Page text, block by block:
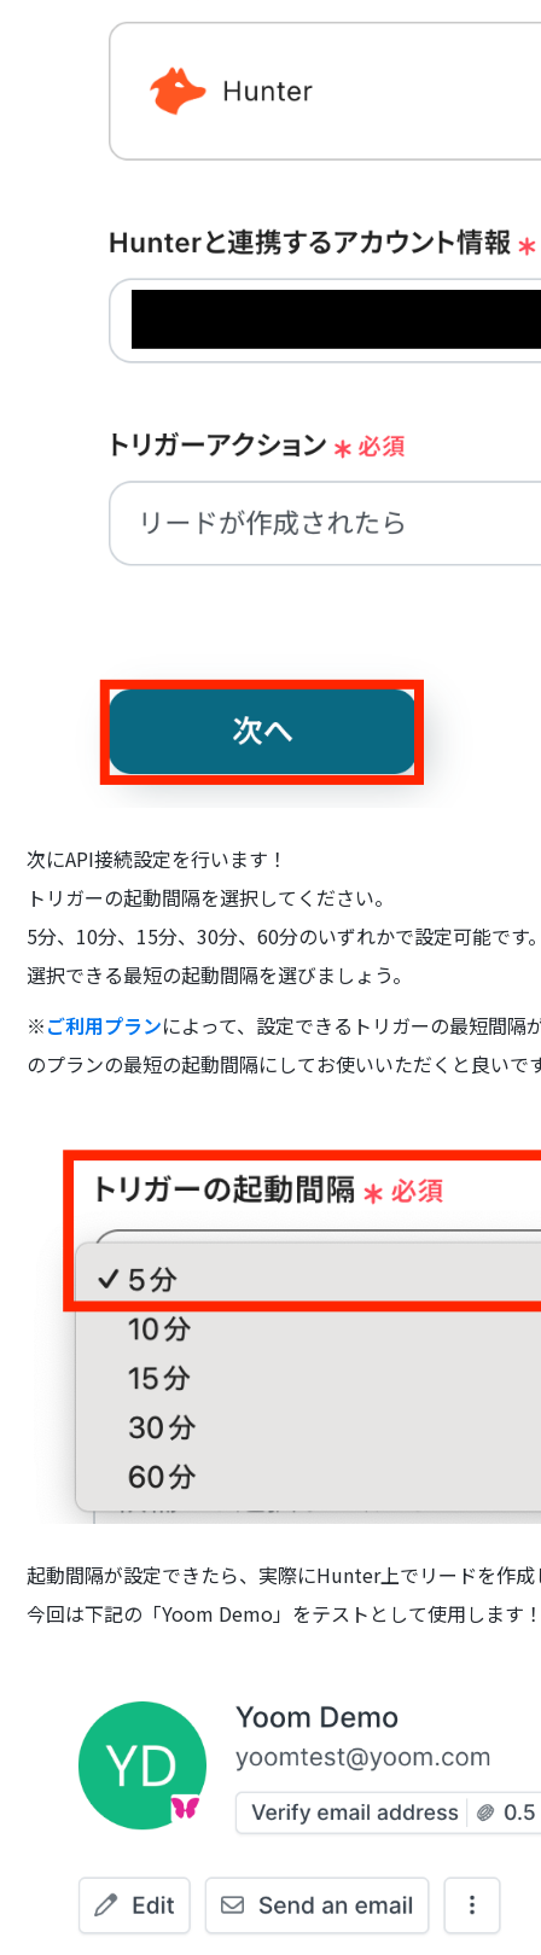
次にAPI接続設定を行います！
トリガーの起動間隔を選択してください。
5分、10分、15分、30分、60分のいずれかで設定可能です
選択できる最短の起動間隔を選びましょう。
※ご利用プランによって、設定できるトリガーの最短間
のプランの最短の起動間隔にしてお使いいただくと良いで
起動間隔が設定できたら、実際にHunter上でリードを作成
今回は下記の「Yoom Demo」をテストとして使用します